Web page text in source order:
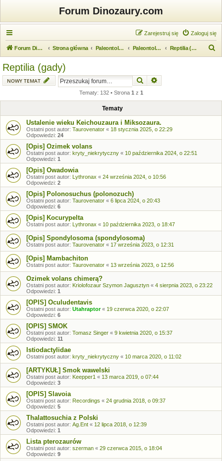
Forum Dinozaury.com
Zaloguj się
Zarejestruj się
Forum Dinozaury.com Strona główna Paleontologia Paleontologia kręgowców Reptilia (gady)
Reptilia (gady)
NOWY TEMAT Szukaj
Tematy: 132 • Strona 1 z 1
Tematy
Ustalenie wieku Keichouzaura i Miksozaura.
Ostatni post autor: Taurovenator « 18 stycznia 2025, o 22:29
Odpowiedzi: 24
[Opis] Ozimek volans
Ostatni post autor: kryty_niekrytyczny « 10 października 2024, o 22:51
Odpowiedzi: 1
[Opis] Owadowia
Ostatni post autor: Lythronax « 24 września 2024, o 10:56
Odpowiedzi: 2
[Opis] Polonosuchus (polonozuch)
Ostatni post autor: Taurovenator « 6 lipca 2024, o 20:43
Odpowiedzi: 6
[Opis] Kocurypelta
Ostatni post autor: Lythronax « 10 października 2023, o 18:47
[Opis] Spondylosoma (spondylosoma)
Ostatni post autor: Taurovenator « 17 września 2023, o 12:31
[Opis] Mambachiton
Ostatni post autor: Taurovenator « 13 września 2023, o 12:56
Ozimek volans chimerą?
Ostatni post autor: Kriolofozaur Szymon Jagusztyn « 4 sierpnia 2023, o 23:22
Odpowiedzi: 1
[OPIS] Oculudentavis
Ostatni post autor: Utahraptor« 19 czerwca 2020, o 22:07
Odpowiedzi: 6
[OPIS] SMOK
Ostatni post autor: Tomasz Singer « 9 kwietnia 2020, o 15:37
Odpowiedzi: 11
Istiodactylidae
Ostatni post autor: kryty_niekrytyczny « 10 marca 2020, o 11:02
[ARTYKUŁ] Smok wawelski
Ostatni post autor: Keepper1 « 13 marca 2019, o 07:44
Odpowiedzi: 3
[OPIS] Slavoia
Ostatni post autor: Recordings « 24 grudnia 2018, o 09:37
Odpowiedzi: 5
Thalattosuchia z Polski
Ostatni post autor: Ag.Ent « 12 lipca 2018, o 12:39
Odpowiedzi: 1
Lista pterozaurów
Ostatni post autor: szerman « 29 czerwca 2015, o 18:04
Odpowiedzi: 9